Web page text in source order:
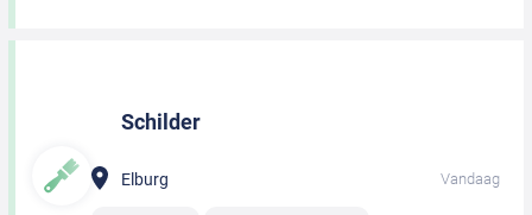
Schilder
Elburg Vandaag